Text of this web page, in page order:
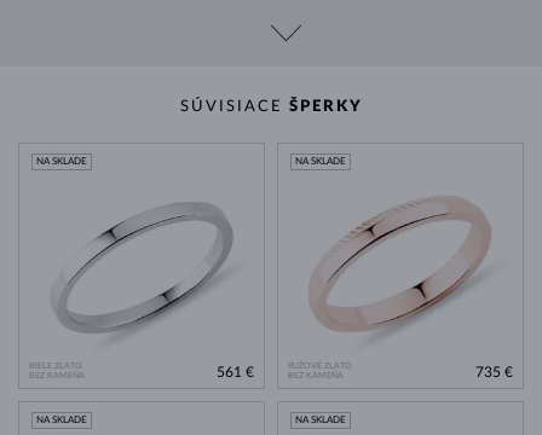
SÚVISIACE ŠPERKY
BIELE ZLATO
BEZ KAMEŇA
NA SKLADE
561 €
RUŽOVÉ ZLATO
BEZ KAMEŇA
NA SKLADE
735 €
NA SKLADE NA SKLADE